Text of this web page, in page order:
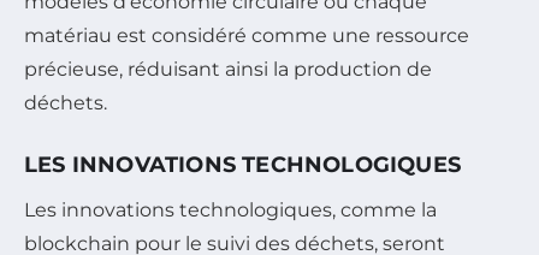
matériau est considéré comme une ressource
précieuse, réduisant ainsi la production de
déchets.
LES INNOVATIONS TECHNOLOGIQUES
Les innovations technologiques, comme la
blockchain pour le suivi des déchets, seront